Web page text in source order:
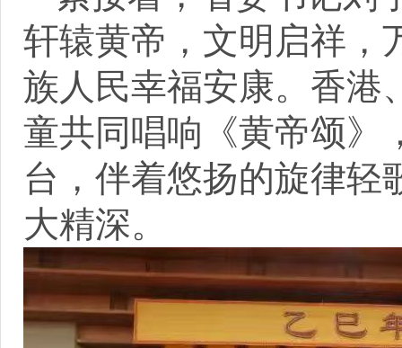
轩辕黄帝，文明启祥
族人民幸福安康。香港
童共同唱响《黄帝颂》
台，伴着悠扬的旋律轻
大精深。